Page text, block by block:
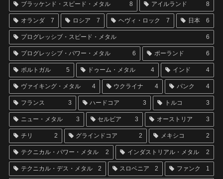
ブラッケンド・スピード・メタル 8 アイルランド 8
オランダ 7 ロシア 7 ヘヴィ・ロック 7 日本 6
プログレッシブ・スピード・メタル 6
プログレッシブ・パワー・メタル 6 ポーランド 6
ポルトガル 5 ドゥーム・メタル 4 インド 4
ヴァイキング・メタル 4 ウクライナ 4 パンク 4
フランス 3 ハードコア 3 トルコ 3
ニュー・メタル 3 セルビア 3 オーストリア 3
チリ 2 グラインドコア 2 メキシコ 2
テクニカル・パワー・メタル 2 インダストリアル・メタル 2
テクニカル・デス・メタル 2 スロベニア 2 ファンク 1